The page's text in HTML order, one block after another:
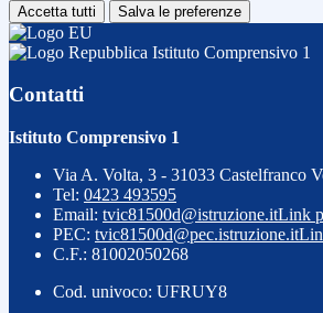
Accetta tutti Salva le preferenze
Istituto Comprensivo 1
Contatti
Istituto Comprensivo 1
Via A. Volta, 3 - 31033 Castelfranco
Tel: 0423 493595
Email: tvic81500d@istruzione.itLink
PEC: tvic81500d@pec.istruzione.it
C.F.: 81002050268
Cod. univoco: UFRUY8